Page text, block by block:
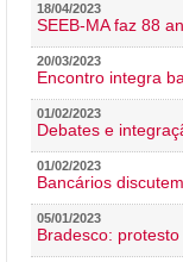
18/04/2023
SEEB-MA faz 88
20/03/2023
Encontro integra
01/02/2023
Debates e
01/02/2023
Bancários
05/01/2023
Bradesco: